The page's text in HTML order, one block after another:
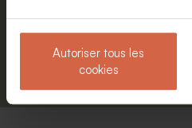
Autoriser tous les
cookies